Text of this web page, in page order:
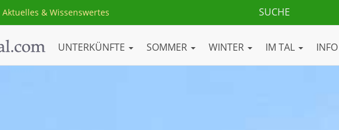
Aktuelles & Wissenswertes
UNTERKÜNFTE SOMMER WINTER IM TAL INFO